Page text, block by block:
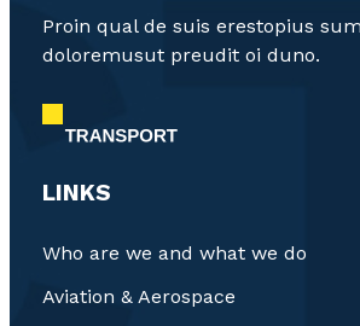
Proin qual de suis erestopius
doloremusut preudit oi duno.
LINKS
Who are we and what we do
Aviation & Aerospace